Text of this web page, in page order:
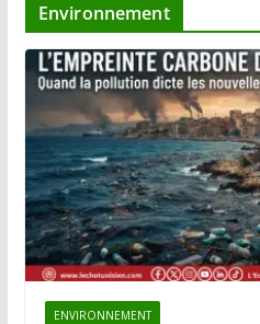
Environnement
ENVIRONNEMENT